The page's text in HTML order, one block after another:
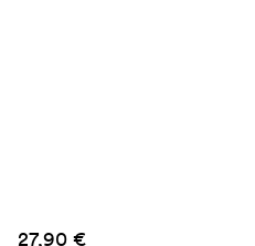
27,90 €